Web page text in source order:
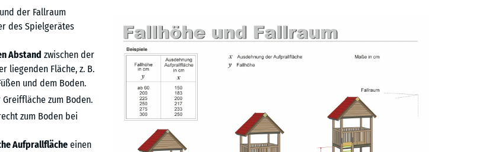
der Fallraum
des Spielgerätes
Abstand zwischen der
liegenden Fläche, z. B.
und dem Boden.
zum Boden.
zum Boden bei
Aufprallfläche einen